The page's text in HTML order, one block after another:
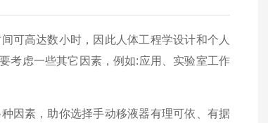
可高达数小时，因此人体工程学设计和个人
考虑一些其它因素，例如:应用、实验室工作
因素，助你选择手动移液器有理可依、有据